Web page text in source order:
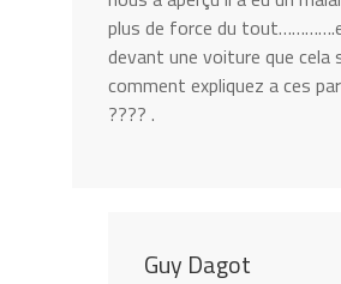
plus de force du
devant une voiture que cela
comment expliquez a ces
???? .
Guy Dagot